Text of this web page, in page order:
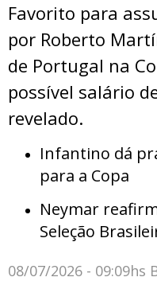
Favorito para
por Roberto
de Portugal na
possível salário
revelado.
Infantino dá
para a Copa
Neymar
Seleção
08/07/2026 - 09:09hs